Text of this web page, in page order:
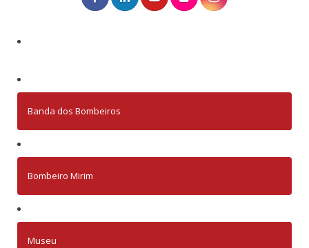
Banda dos Bombeiros
Bombeiro Mirim
Museu